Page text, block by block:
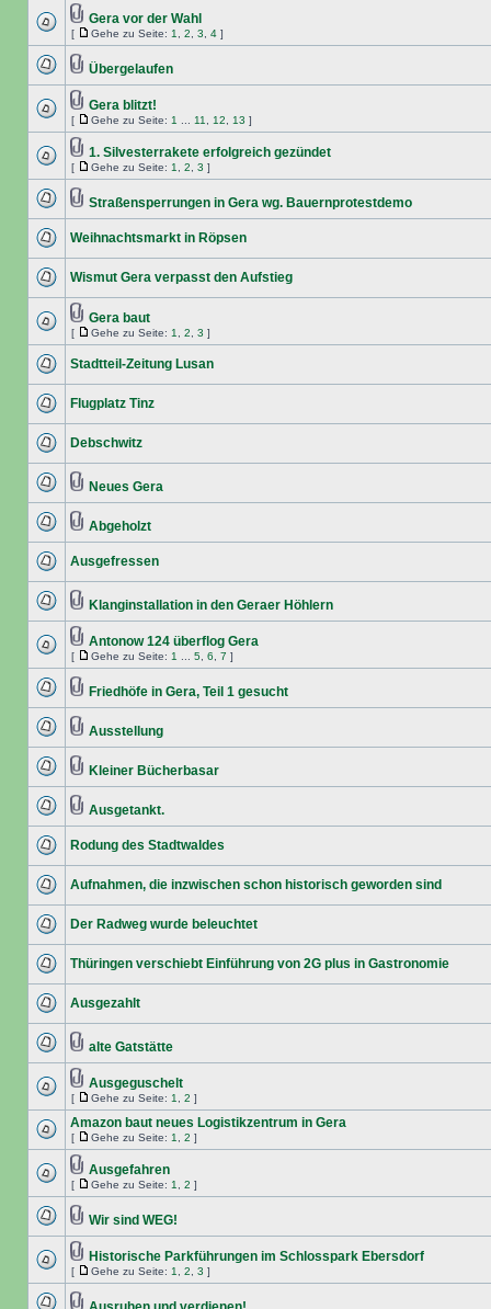
Gera vor der Wahl
[ Gehe zu Seite: 1 2 3 4 ]
Übergelaufen
Gera blitzt!
[ Gehe zu Seite: 1 11 12 13 ]
1. Silvesterrakete erfolgreich gezündet
[ Gehe zu Seite: 1 2 3 ]
Straßensperrungen in Gera wg. Bauernprotestdemo
Weihnachtsmarkt in Röpsen
Wismut Gera verpasst den Aufstieg
Gera baut
[ Gehe zu Seite: 1 2 3 ]
Stadtteil-Zeitung Lusan
Flugplatz Tinz
Debschwitz
Neues Gera
Abgeholzt
Ausgefressen
Klanginstallation in den Geraer Höhlern
Antonow 124 überflog Gera
[ Gehe zu Seite: 1 5 6 7 ]
Friedhöfe in Gera, Teil 1 gesucht
Ausstellung
Kleiner Bücherbasar
Ausgetankt.
Rodung des Stadtwaldes
Aufnahmen, die inzwischen schon historisch geworden sind
Der Radweg wurde beleuchtet
Thüringen verschiebt Einführung von 2G plus in Gastronomie
Ausgezahlt
alte Gatstätte
Ausgeguschelt
[ Gehe zu Seite: 1 2 ]
Amazon baut neues Logistikzentrum in Gera
[ Gehe zu Seite: 1 2 ]
Ausgefahren
[ Gehe zu Seite: 1 2 ]
Wir sind WEG!
Historische Parkführungen im Schlosspark Ebersdorf
[ Gehe zu Seite: 1 2 3 ]